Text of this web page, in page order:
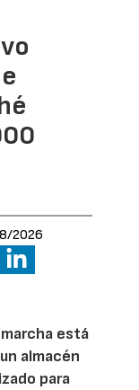
2026
está
almacén
para